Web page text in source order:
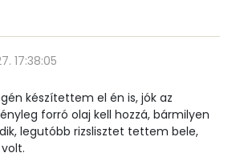
17:38:05
készítettem el én is, jók az
forró olaj kell hozzá, bármilyen
legutóbb rizslisztet tettem bele,